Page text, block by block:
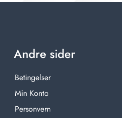
Andre sider
Betingelser
Min Konto
Personvern